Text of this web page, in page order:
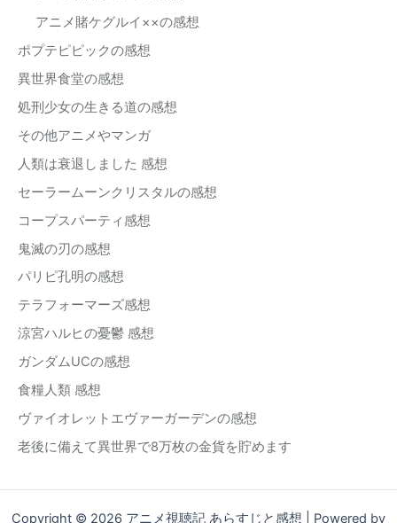
アニメ賭ケグルイ××の感想
ポプテピピックの感想
異世界食堂の感想
処刑少女の生きる道の感想
その他アニメやマンガ
人類は衰退しました 感想
セーラームーンクリスタルの感想
コープスパーティ感想
鬼滅の刃の感想
パリピ孔明の感想
テラフォーマーズ感想
涼宮ハルヒの憂鬱 感想
ガンダムUCの感想
食糧人類 感想
ヴァイオレットエヴァーガーデンの感想
老後に備えて異世界で8万枚の金貨を貯めます
Copyright © 2026 アニメ視聴記 あらすじと感想 | Powered by